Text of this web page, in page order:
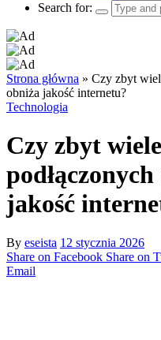
Search for:
Strona główna » Czy zbyt
obniża jakość internetu?
Technologia
Czy zbyt
jakość
By eseista 12 stycznia 2026
Share on Facebook Share on
Email